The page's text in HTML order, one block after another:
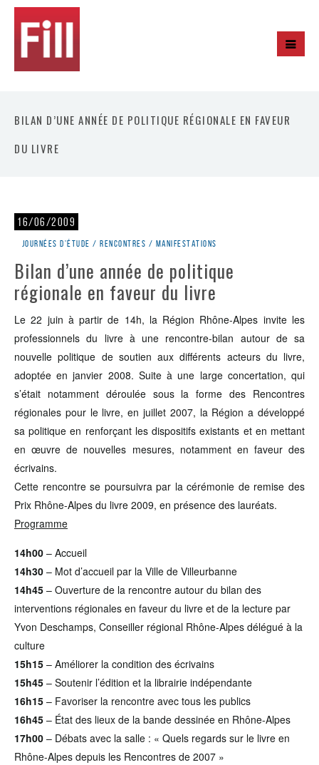
BILAN D’UNE ANNÉE DE POLITIQUE RÉGIONALE EN FAVEUR
DU LIVRE
16/06/2009
Journées d'étude / rencontres / manifestations
Bilan d’une année de politique
régionale en faveur du livre
Le 22 juin à partir de 14h, la Région Rhône-Alpes invite les
professionnels du livre à une rencontre-bilan autour de sa
nouvelle politique de soutien aux différents acteurs du livre,
adoptée en janvier 2008. Suite à une large concertation, qui
s’était notamment déroulée sous la forme des Rencontres
régionales pour le livre, en juillet 2007, la Région a développé
sa politique en renforçant les dispositifs existants et en mettant
en œuvre de nouvelles mesures, notamment en faveur des
écrivains.
Cette rencontre se poursuivra par la cérémonie de remise des
Prix Rhône-Alpes du livre 2009, en présence des lauréats.
Programme
14h00 – Accueil
14h30 – Mot d’accueil par la Ville de Villeurbanne
14h45 – Ouverture de la rencontre autour du bilan des
interventions régionales en faveur du livre et de la lecture par
Yvon Deschamps, Conseiller régional Rhône-Alpes délégué à la
culture
15h15 – Améliorer la condition des écrivains
15h45 – Soutenir l’édition et la librairie indépendante
16h15 – Favoriser la rencontre avec tous les publics
16h45 – État des lieux de la bande dessinée en Rhône-Alpes
17h00 – Débats avec la salle : « Quels regards sur le livre en
Rhône-Alpes depuis les Rencontres de 2007 »